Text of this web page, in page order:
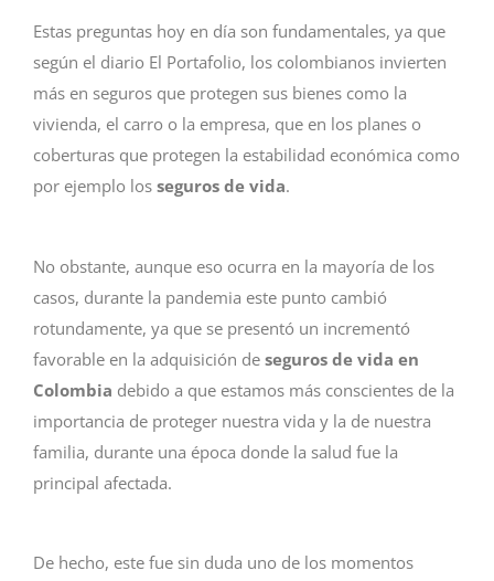
Estas preguntas hoy en día son fundamentales, ya que
según el diario El Portafolio, los colombianos invierten
más en seguros que protegen sus bienes como la
vivienda, el carro o la empresa, que en los planes o
coberturas que protegen la estabilidad económica como
por ejemplo los seguros de vida.
No obstante, aunque eso ocurra en la mayoría de los
casos, durante la pandemia este punto cambió
rotundamente, ya que se presentó un incrementó
favorable en la adquisición de seguros de vida en
Colombia debido a que estamos más conscientes de la
importancia de proteger nuestra vida y la de nuestra
familia, durante una época donde la salud fue la
principal afectada.
De hecho, este fue sin duda uno de los momentos